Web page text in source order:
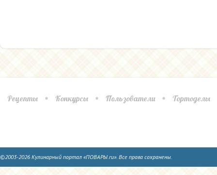
Рецепты Конкурсы Пользователи Тортоделы
©2003-2026 Кулинарный портал «ПОВАРЫ.ru». Все права сохранены.